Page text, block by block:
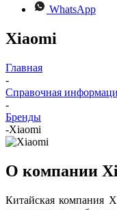
WhatsApp
Xiaomi
Главная
-
Справочная
-
Бренды
-Xiaomi
О компании
Китайская компания